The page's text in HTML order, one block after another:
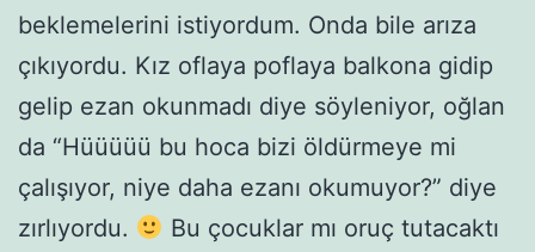
beklemelerini istiyordum. Onda bile arıza
çıkıyordu. Kız oflaya poflaya balkona gidip
gelip ezan okunmadı diye söyleniyor, oğlan
da “Hüüüüü bu hoca bizi öldürmeye mi
çalışıyor, niye daha ezanı okumuyor?” diye
zırlıyordu.
Bu çocuklar mı oruç tutacaktı